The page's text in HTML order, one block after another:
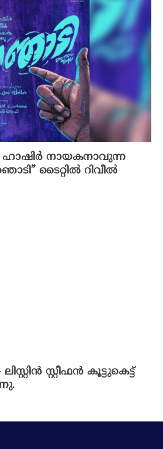
ഹാഷിർ നായകനാവുന്ന
ടൈറ്റിൽ റിവീൽ
സ്റ്റീഫൻ കൂട്ടുകെട്ട്